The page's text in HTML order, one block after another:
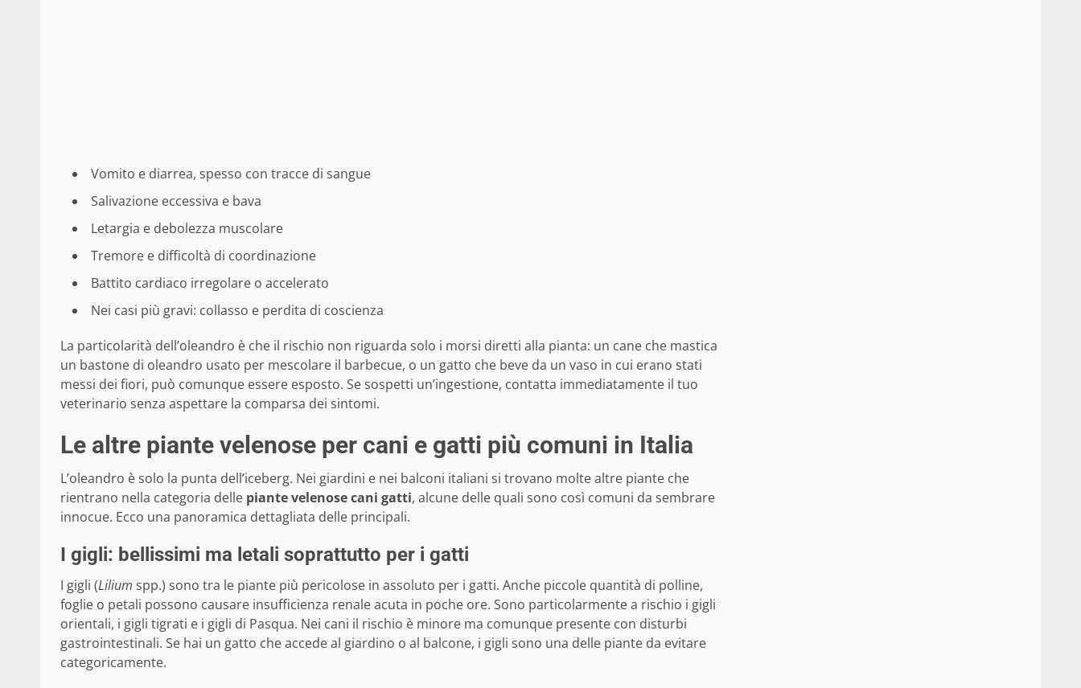
Vomito e diarrea, spesso con tracce di sangue
Salivazione eccessiva e bava
Letargia e debolezza muscolare
Tremore e difficoltà di coordinazione
Battito cardiaco irregolare o accelerato
Nei casi più gravi: collasso e perdita di coscienza
La particolarità dell’oleandro è che il rischio non riguarda solo i morsi diretti alla pianta: un cane che mastica
un bastone di oleandro usato per mescolare il barbecue, o un gatto che beve da un vaso in cui erano stati
messi dei fiori, può comunque essere esposto. Se sospetti un’ingestione, contatta immediatamente il tuo
veterinario senza aspettare la comparsa dei sintomi.
Le altre piante velenose per cani e gatti più comuni in Italia
L’oleandro è solo la punta dell’iceberg. Nei giardini e nei balconi italiani si trovano molte altre piante che
rientrano nella categoria delle piante velenose cani gatti, alcune delle quali sono così comuni da sembrare
innocue. Ecco una panoramica dettagliata delle principali.
I gigli: bellissimi ma letali soprattutto per i gatti
I gigli (Lilium spp.) sono tra le piante più pericolose in assoluto per i gatti. Anche piccole quantità di polline,
foglie o petali possono causare insufficienza renale acuta in poche ore. Sono particolarmente a rischio i gigli
orientali, i gigli tigrati e i gigli di Pasqua. Nei cani il rischio è minore ma comunque presente con disturbi
gastrointestinali. Se hai un gatto che accede al giardino o al balcone, i gigli sono una delle piante da evitare
categoricamente.